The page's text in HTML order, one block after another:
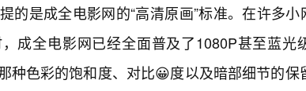
的是成全电影网的“高清原画”标准。在许多
成全电影网已经全面普及了1080P甚至蓝光
种色彩的饱和度、对比😀度以及暗部细节的